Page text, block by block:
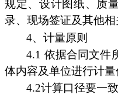
规定、设计图纸、质
录、现场签证及其他相
4、计量原则
4.1 依据合同文件
体内容及单位进行计量
4.2计算口径要一